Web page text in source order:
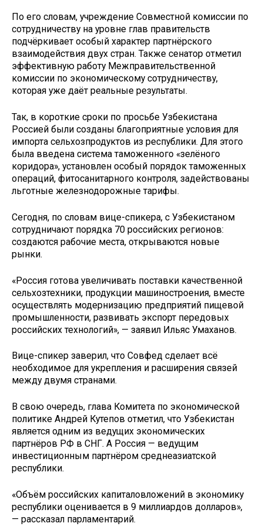
По его словам, учреждение Совместной комиссии по
сотрудничеству на уровне глав правительств
подчёркивает особый характер партнёрского
взаимодействия двух стран. Также сенатор отметил
эффективную работу Межправительственной
комиссии по экономическому сотрудничеству,
которая уже даёт реальные результаты.
Так, в короткие сроки по просьбе Узбекистана
Россией были созданы благоприятные условия для
импорта сельхозпродуктов из республики. Для этого
была введена система таможенного «зелёного
коридора», установлен особый порядок таможенных
операций, фитосанитарного контроля, задействованы
льготные железнодорожные тарифы.
Сегодня, по словам вице-спикера, с Узбекистаном
сотрудничают порядка 70 российских регионов:
создаются рабочие места, открываются новые
рынки.
«Россия готова увеличивать поставки качественной
сельхозтехники, продукции машиностроения, вместе
осуществлять модернизацию предприятий пищевой
промышленности, развивать экспорт передовых
российских технологий», — заявил Ильяс Умаханов.
Вице-спикер заверил, что Совфед сделает всё
необходимое для укрепления и расширения связей
между двумя странами.
В свою очередь, глава Комитета по экономической
политике Андрей Кутепов отметил, что Узбекистан
является одним из ведущих экономических
партнёров РФ в СНГ. А Россия — ведущим
инвестиционным партнёром среднеазиатской
республики.
«Объём российских капиталовложений в экономику
республики оценивается в 9 миллиардов долларов»,
— рассказал парламентарий.